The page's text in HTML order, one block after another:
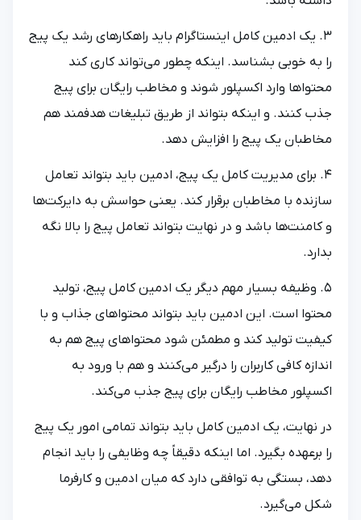
3. یک ادمین کامل اینستاگرام باید راهکارهای رشد یک پیج
را به خوبی بشناسد. اینکه چطور می‌تواند کاری کند
محتواها وارد اکسپلور شوند و مخاطب رایگان برای پیج
جذب کنند. و اینکه بتواند از طریق تبلیغات هدفمند هم
مخاطبان یک پیج را افزایش دهد.
4. برای مدیریت کامل یک پیج، ادمین باید بتواند تعامل
سازنده با مخاطبان برقرار کند. یعنی حواسش به دایرکت‌ها
و کامنت‌ها باشد و در نهایت بتواند تعامل پیج را بالا نگه
بدارد.
5. وظیفه بسیار مهم دیگر یک ادمین کامل پیج، تولید
محتوا است. این ادمین باید بتواند محتواهای جذاب و با
کیفیت تولید کند و مطمئن شود محتواهای پیج هم به
اندازه کافی کاربران را درگیر می‌کنند و هم با ورود به
اکسپلور مخاطب رایگان برای پیج جذب می‌کند.
در نهایت، یک ادمین کامل باید بتواند تمامی امور یک پیج
را برعهده بگیرد. اما اینکه دقیقاً چه وظایفی را باید انجام
دهد، بستگی به توافقی دارد که میان ادمین و کارفرما
شکل می‌گیرد.